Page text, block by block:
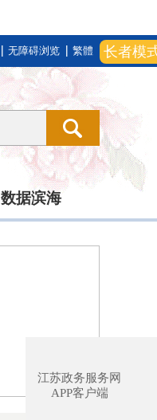
长者模
无障碍浏览 繁體
数据滨海
江苏政务服务网
APP客户端